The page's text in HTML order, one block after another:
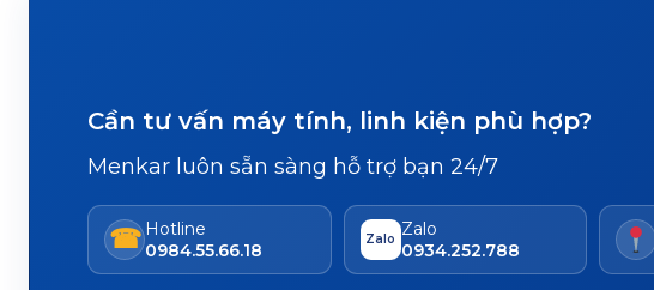
Cần tư vấn máy tính, linh kiện phù hợp?
Menkar luôn sẵn sàng hỗ trợ bạn 24/7
☎ Hotline
0984.55.66.18
Zalo Zalo
0934.252.788